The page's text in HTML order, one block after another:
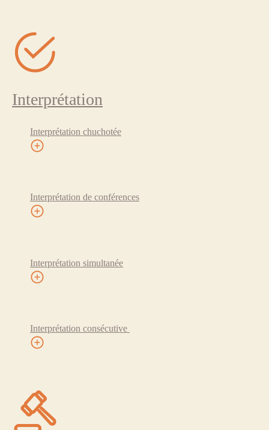
Interprétation
Interprétation chuchotée
Interprétation de conférences
Interprétation simultanée
Interprétation consécutive